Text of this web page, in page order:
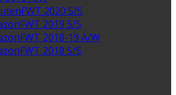
2020 S/S
2019 S/S
2018-19 A/W
2018 S/S